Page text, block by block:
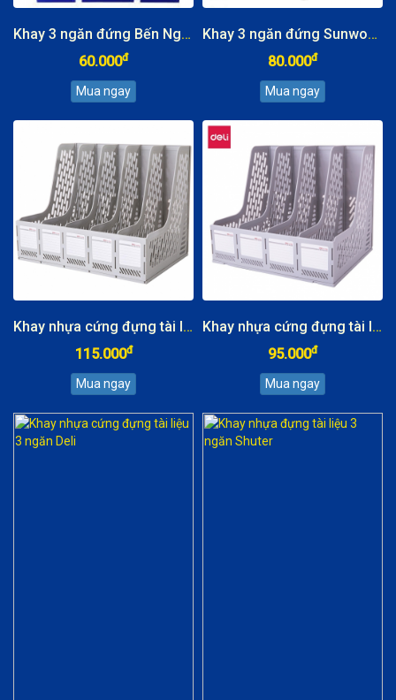
Khay 3 ngăn đứng Bến Nghé
60.000đ
Khay 3 ngăn đứng Sunwood
80.000đ
Khay nhựa cứng đựng tài liệu 5 ngăn Deli
115.000đ
Khay nhựa cứng đựng tài liệu 4 ngăn Deli
95.000đ